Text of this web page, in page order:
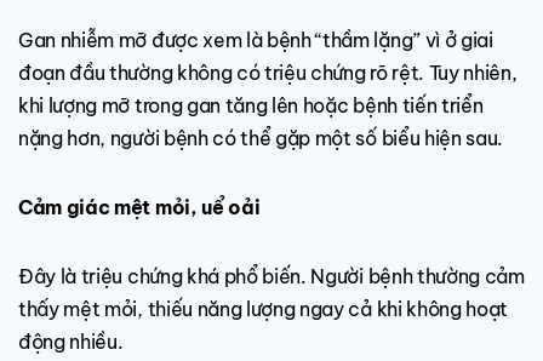
Gan nhiễm mỡ được xem là bệnh “thầm lặng” vì ở giai
đoạn đầu thường không có triệu chứng rõ rệt. Tuy nhiên,
khi lượng mỡ trong gan tăng lên hoặc bệnh tiến triển
nặng hơn, người bệnh có thể gặp một số biểu hiện sau.
Cảm giác mệt mỏi, uể oải
Đây là triệu chứng khá phổ biến. Người bệnh thường cảm
thấy mệt mỏi, thiếu năng lượng ngay cả khi không hoạt
động nhiều.